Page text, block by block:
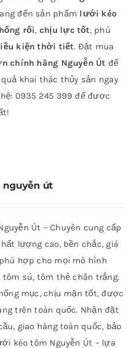
đến sản phẩm lưới kéo
rối, chịu lực tốt, phù
kiện thời tiết. Đặt mua
chính hãng Nguyễn Út để
khai thác thủy sản ngay
0935 245 399 để được
nguyễn út
Út – Chuyên cung cấp
lượng cao, bền chắc, giá
hợp cho mọi mô hình
tôm sú, tôm thẻ chân trắng.
mục, chịu mặn tốt, được
trên toàn quốc. Nhận đặt
giao hàng toàn quốc, bảo
kéo tôm Nguyễn Út – lựa